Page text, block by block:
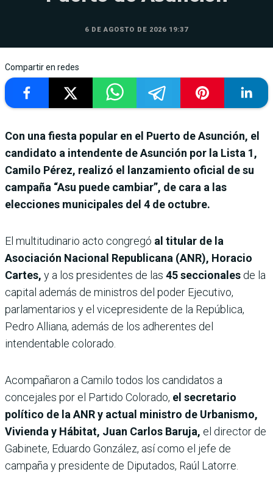
6 DE AGOSTO DE 2026 19:37
Compartir en redes
Con una fiesta popular en el Puerto de Asunción, el
candidato a intendente de Asunción por la Lista 1,
Camilo Pérez, realizó el lanzamiento oficial de su
campaña “Asu puede cambiar”, de cara a las
elecciones municipales del 4 de octubre.
El multitudinario acto congregó al titular de la
Asociación Nacional Republicana (ANR), Horacio
Cartes, y a los presidentes de las 45 seccionales de la
capital además de ministros del poder Ejecutivo,
parlamentarios y el vicepresidente de la República,
Pedro Alliana, además de los adherentes del
intendentable colorado.
Acompañaron a Camilo todos los candidatos a
concejales por el Partido Colorado, el secretario
político de la ANR y actual ministro de Urbanismo,
Vivienda y Hábitat, Juan Carlos Baruja, el director de
Gabinete, Eduardo González, así como el jefe de
campaña y presidente de Diputados, Raúl Latorre.